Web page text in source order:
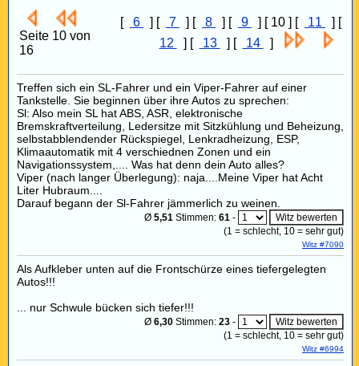
Seite 10 von
16
[ 6 ] [ 7 ] [ 8 ] [ 9 ] [ 10 ] [ 11
] [
12
] [ 13 ] [ 14 ]
Treffen sich ein SL-Fahrer und ein Viper-Fahrer auf einer
Tankstelle. Sie beginnen über ihre Autos zu sprechen:
Sl: Also mein SL hat ABS, ASR, elektronische
Bremskraftverteilung, Ledersitze mit Sitzkühlung und Beheizung,
selbstabblendender Rückspiegel, Lenkradheizung, ESP,
Klimaautomatik mit 4 verschiednen Zonen und ein
Navigationssystem,.... Was hat denn dein Auto alles?
Viper (nach langer Überlegung): naja....Meine Viper hat Acht
Liter Hubraum....
Darauf begann der Sl-Fahrer jämmerlich zu weinen.
Ø 5,51 Stimmen: 61 -
(1 = schlecht, 10 = sehr gut)
Witz #7090
Als Aufkleber unten auf die Frontschürze eines tiefergelegten
Autos!!!
... nur Schwule bücken sich tiefer!!!
Ø 6,30 Stimmen: 23 -
(1 = schlecht, 10 = sehr gut)
Witz #6994